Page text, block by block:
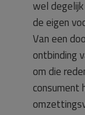
wel
de eigen
Van een
ontbinding
om die
consument